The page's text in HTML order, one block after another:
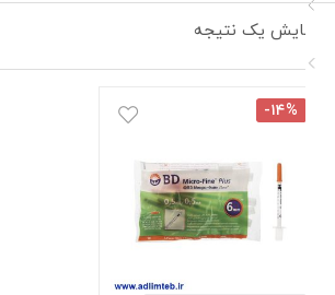
نمایش یک نتیجه
-۱۴%